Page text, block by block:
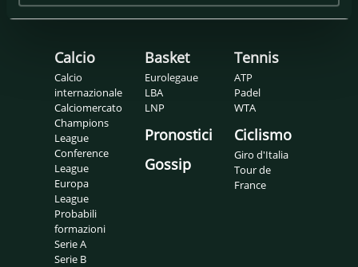
Calcio
Calcio
internazionale
Calciomercato
Champions
League
Conference
League
Europa
League
Probabili
formazioni
Serie A
Serie B
Basket
Eurolegaue
LBA
LNP
Pronostici
Gossip
Tennis
ATP
Padel
WTA
Ciclismo
Giro d'Italia
Tour de
France